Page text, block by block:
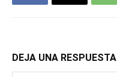
DEJA UNA RESPUESTA